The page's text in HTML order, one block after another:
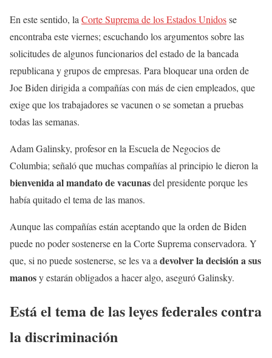
En este sentido, la Corte Suprema de los Estados Unidosse
encontraba este viernes; escuchando los argumentos sobre las
solicitudes de algunos funcionarios del estado de la bancada
republicana y grupos de empresas. Para bloquear una orden de
Joe Biden dirigida a compañías con más de cien empleados, que
exige que los trabajadores se vacunen o se sometan a pruebas
todas las semanas.
Adam Galinsky, profesor en la Escuela de Negocios de
Columbia; señaló que muchas compañías al principio le dieron la
bienvenida al mandato de vacunasdel presidente porque les
había quitado el tema de las manos.
Aunque las compañías están aceptando que la orden de Biden
puede no poder sostenerse en la Corte Suprema conservadora. Y
que, si no puede sostenerse, se les va a devolver la decisión a sus
manosy estarán obligados a hacer algo, aseguró Galinsky.
Está el tema de las leyes federales contra
la discriminación